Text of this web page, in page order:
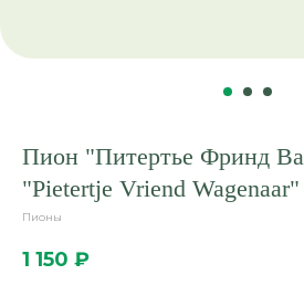
Пион "Питертье Фринд
"Pietertje Vriend Wagenaar"
Пионы
1 150 ₽